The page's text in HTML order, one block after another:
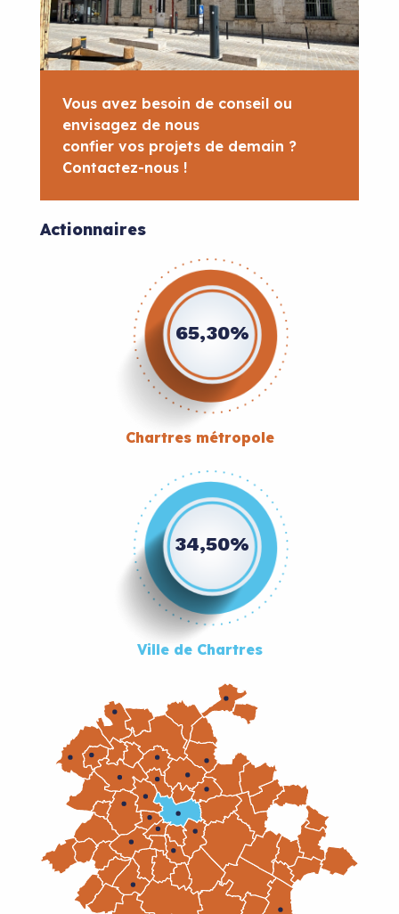
Vous avez besoin de conseil ou
envisagez de nous
confier vos projets de demain ?
Contactez-nous !
Actionnaires
65,30%
Chartres métropole
34,50%
Ville de Chartres